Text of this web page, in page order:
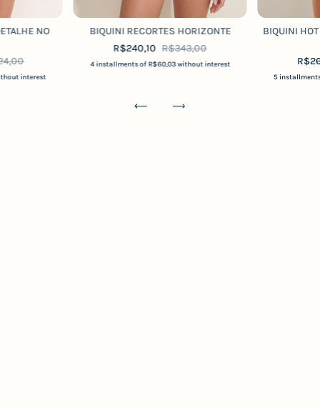
NO
interest
BIQUINI RECORTES HORIZONTE
R$240,10 R$343,00
4 installments ofR$60,03without interest
BIQUINI
5